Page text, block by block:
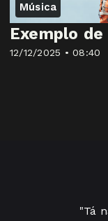
Música
12/12/2025 • 08:40
Exemplo
"Tá